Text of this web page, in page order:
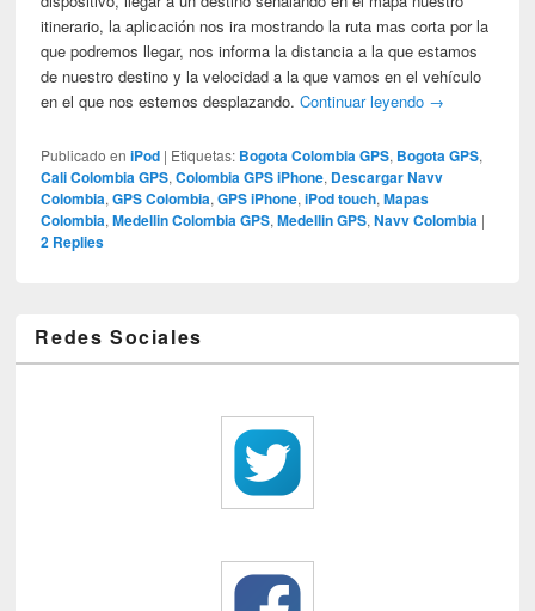
itinerario, la aplicación nos ira mostrando la ruta mas corta por la
que podremos llegar, nos informa la distancia a la que estamos
de nuestro destino y la velocidad a la que vamos en el vehículo
en el que nos estemos desplazando.Continuar leyendo →
Publicado en iPod | Etiquetas: Bogota Colombia GPS, Bogota GPS,
Cali Colombia GPS,Colombia GPS iPhone, Descargar Navv
Colombia,GPS Colombia,GPS iPhone,iPod touch,Mapas
Colombia,Medellin Colombia GPS,Medellin GPS,Navv Colombia |
2 Replies
Redes Sociales